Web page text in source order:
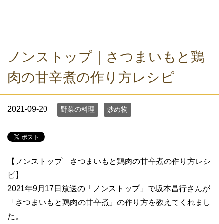
ノンストップ｜さつまいもと鶏
肉の甘辛煮の作り方レシピ
2021-09-20 野菜の料理 炒め物
【ノンストップ｜さつまいもと鶏肉の甘辛煮の作り方レシ
ピ】
2021年9月17日放送の「ノンストップ」で坂本昌行さんが
「さつまいもと鶏肉の甘辛煮」の作り方を教えてくれまし
た。